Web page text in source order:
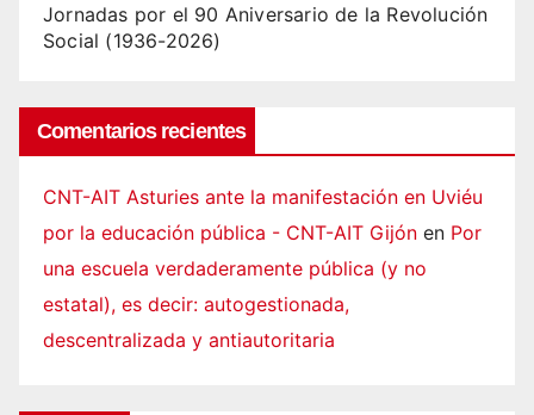
Jornadas por el 90 Aniversario de la Revolución
Social (1936-2026)
Comentarios recientes
CNT-AIT Asturies ante la manifestación en Uviéu
por la educación pública - CNT-AIT Gijón en Por
una escuela verdaderamente pública (y no
estatal), es decir: autogestionada,
descentralizada y antiautoritaria